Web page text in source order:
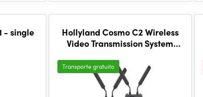
- single
Hollyland Cosmo C2 Wireless
Video Transmission System
Transporte gratuito